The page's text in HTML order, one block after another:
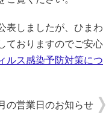
表しましたが、ひまわ
ておりますのでご安心
ルス感染予防対策につ
の営業日のお知らせ